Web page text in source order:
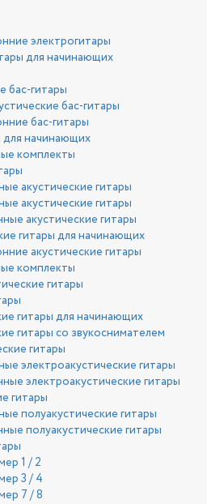
электрогитары
для начинающих
бас-гитары
бас-гитары
бас-гитары
для начинающих
комплекты
акустические гитары
акустические гитары
акустические гитары
гитары для начинающих
акустические гитары
комплекты
гитары
гитары для начинающих
гитары со звукоснимателем
гитары
электроакустические гитары
электроакустические гитары
гитары
полуакустические гитары
полуакустические гитары
1 / 2
3 / 4
7 / 8